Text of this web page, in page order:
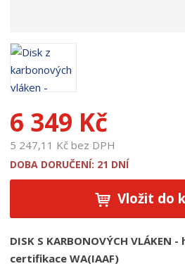
7
6 349 Kč
5 247,11 Kč bez DPH
DOBA DORUČENÍ: 21 DNÍ
Vložit do
DISK S KARBONOVÝCH
certifikace WA(IAAF)